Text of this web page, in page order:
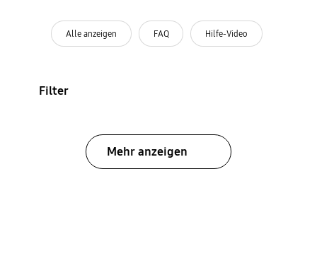
Alle anzeigen FAQ Hilfe-Video
Filter
Mehr anzeigen